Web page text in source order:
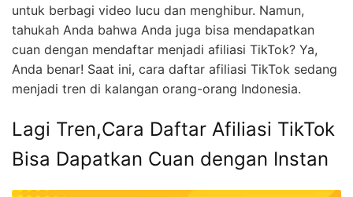
untuk berbagi video lucu dan menghibur. Namun,
tahukah Anda bahwa Anda juga bisa mendapatkan
cuan dengan mendaftar menjadi afiliasi TikTok? Ya,
Anda benar! Saat ini, cara daftar afiliasi TikTok sedang
menjadi tren di kalangan orang-orang Indonesia.
Lagi Tren,Cara Daftar Afiliasi TikTok
Bisa Dapatkan Cuan dengan Instan